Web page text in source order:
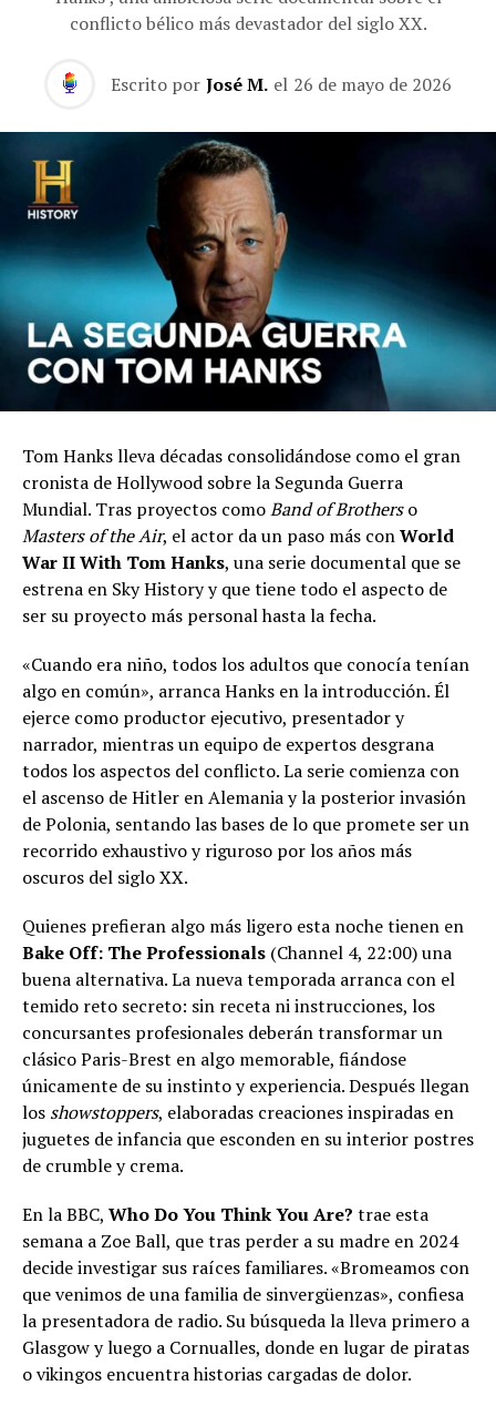
conflicto bélico más devastador del siglo XX.
Escrito por José M. el 26 de mayo de 2026
Tom Hanks lleva décadas consolidándose como el gran
cronista de Hollywood sobre la Segunda Guerra
Mundial. Tras proyectos comoBand of Brotherso
Masters of the Air, el actor da un paso más conWorld
War II With Tom Hanks, una serie documental que se
estrena en Sky History y que tiene todo el aspecto de
ser su proyecto más personal hasta la fecha.
«Cuando era niño, todos los adultos que conocía tenían
algo en común», arranca Hanks en la introducción. Él
ejerce como productor ejecutivo, presentador y
narrador, mientras un equipo de expertos desgrana
todos los aspectos del conflicto. La serie comienza con
el ascenso de Hitler en Alemania y la posterior invasión
de Polonia, sentando las bases de lo que promete ser un
recorrido exhaustivo y riguroso por los años más
oscuros del siglo XX.
Quienes prefieran algo más ligero esta noche tienen en
Bake Off: The Professionals (Channel 4, 22:00) una
buena alternativa. La nueva temporada arranca con el
temido reto secreto: sin receta ni instrucciones, los
concursantes profesionales deberán transformar un
clásico Paris-Brest en algo memorable, fiándose
únicamente de su instinto y experiencia. Después llegan
los showstoppers, elaboradas creaciones inspiradas en
juguetes de infancia que esconden en su interior postres
de crumble y crema.
En la BBC, Who Do You Think You Are? trae esta
semana a Zoe Ball, que tras perder a su madre en 2024
decide investigar sus raíces familiares. «Bromeamos con
que venimos de una familia de sinvergüenzas», confiesa
la presentadora de radio. Su búsqueda la lleva primero a
Glasgow y luego a Cornualles, donde en lugar de piratas
o vikingos encuentra historias cargadas de dolor.